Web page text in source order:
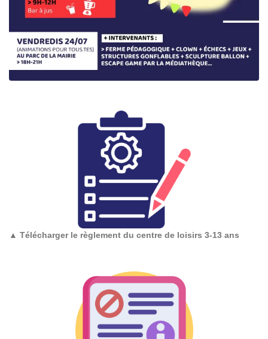
▲ Télécharger le règlement du centre de loisirs 3-13 ans